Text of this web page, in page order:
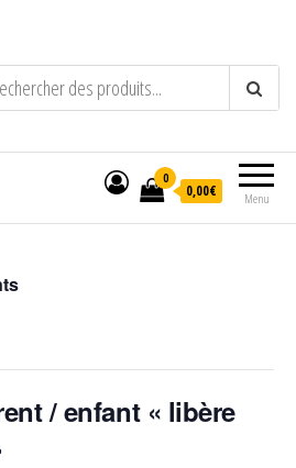
Au cœur de l'humain, du corps à l'âme
Menu
0
0,00€
/ enfant « libère